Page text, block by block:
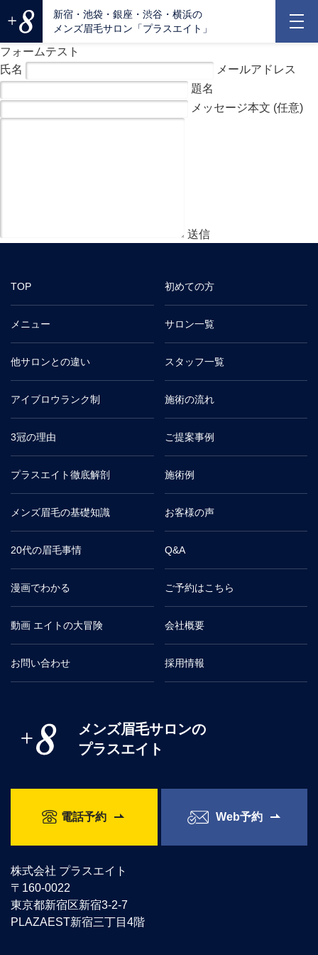
新宿・池袋・銀座・渋谷・横浜の
メンズ眉毛サロン「プラスエイト」
フォームテスト
氏名
メールアドレス
題名
メッセージ本文 (任意)
メンズ眉毛サロンの
プラスエイト
電話予約 Web予約
株式会社 プラスエイト
〒160-0022
東京都新宿区新宿3-2-7
PLAZAEST新宿三丁目4階
TOP 初めての方
メニュー サロン一覧
他サロンとの違い スタッフ一覧
アイブロウランク制 施術の流れ
3冠の理由 ご提案事例
プラスエイト徹底解剖 施術例
メンズ眉毛の基礎知識 お客様の声
20代の眉毛事情 Q&A
漫画でわかる ご予約はこちら
動画 エイトの大冒険 会社概要
お問い合わせ 採用情報